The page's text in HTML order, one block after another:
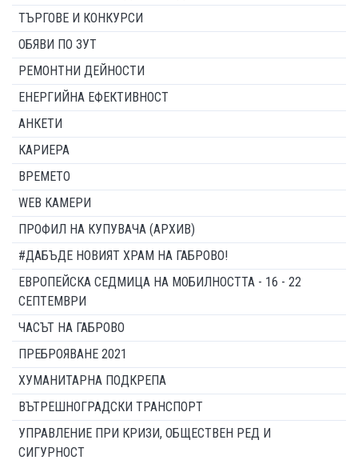
ТЪРГОВЕ И КОНКУРСИ
ОБЯВИ ПО ЗУТ
РЕМОНТНИ ДЕЙНОСТИ
ЕНЕРГИЙНА ЕФЕКТИВНОСТ
АНКЕТИ
КАРИЕРА
ВРЕМЕТО
WEB КАМЕРИ
ПРОФИЛ НА КУПУВАЧА (АРХИВ)
#ДАБЪДЕ НОВИЯТ ХРАМ НА ГАБРОВО!
ЕВРОПЕЙСКА СЕДМИЦА НА МОБИЛНОСТТА - 16 - 22
СЕПТЕМВРИ
ЧАСЪТ НА ГАБРОВО
ПРЕБРОЯВАНЕ 2021
ХУМАНИТАРНА ПОДКРЕПА
ВЪТРЕШНОГРАДСКИ ТРАНСПОРТ
УПРАВЛЕНИЕ ПРИ КРИЗИ, ОБЩЕСТВЕН РЕД И
СИГУРНОСТ